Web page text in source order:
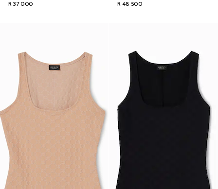
R 37 000
R 48 500